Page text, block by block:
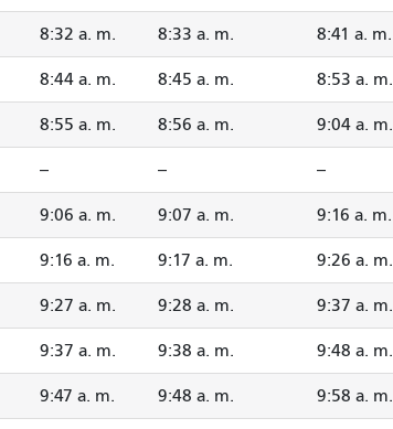
8:32 a. m. 8:33 a. m. 8:41 a. m.
8:44 a. m. 8:45 a. m. 8:53 a. m.
8:55 a. m. 8:56 a. m. 9:04 a. m.
-- -- --
9:06 a. m. 9:07 a. m. 9:16 a. m.
9:16 a. m. 9:17 a. m. 9:26 a. m.
9:27 a. m. 9:28 a. m. 9:37 a. m.
9:37 a. m. 9:38 a. m. 9:48 a. m.
9:47 a. m. 9:48 a. m. 9:58 a. m.